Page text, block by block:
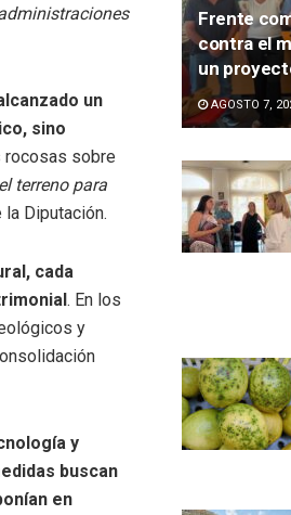
un
sino
rocosas sobre
terreno para
Diputación.
cada
. En los
y
y
buscan
en
Frente
contra el
un
AGOSTO 7,